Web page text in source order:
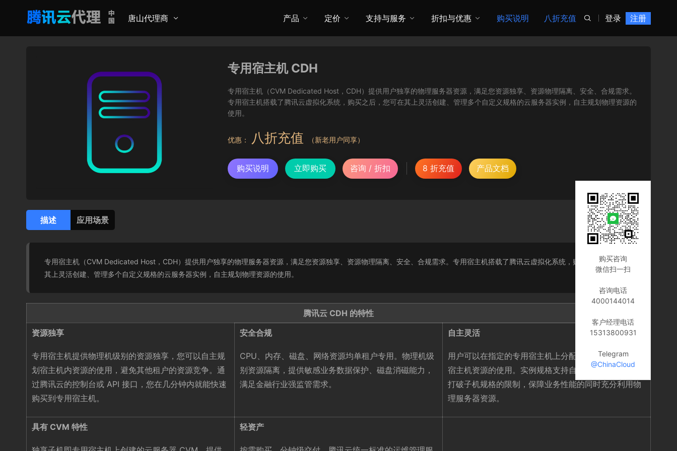
唐山代理商 登录 注册

产品 定价 支持与服务 折扣与优惠 购买说明 八折充值
专用宿主机 CDH
专用宿主机（CVM Dedicated Host，CDH）提供用户独享的物理服务器资源，满足您资源独享、资源物理隔离、安全、合规需求。
专用宿主机搭载了腾讯云虚拟化系统，购买之后，您可在其上灵活创建、管理多个自定义规格的云服务器实例，自主规划物理资源的
使用。
优惠： 八折充值 （新老用户同享）
购买说明 立即购买 咨询 / 折扣 8 折充值 产品文档
描述 应用场景
专用宿主机（CVM Dedicated Host，CDH）提供用户独享的物理服务器资源，满足您资源独享、资源物理隔离、安全、合规需求。专用宿主机搭载了腾讯云虚拟化系统，购买之后，您可在
其上灵活创建、管理多个自定义规格的云服务器实例，自主规划物理资源的使用。
腾讯云 CDH 的特性
资源独享
专用宿主机提供物理机级别的资源独享，您可以自主规
划宿主机内资源的使用，避免其他租户的资源竞争。通
过腾讯云的控制台或 API 接口，您在几分钟内就能快速
购买到专用宿主机。
安全合规
CPU、内存、磁盘、网络资源均单租户专用。物理机级
别资源隔离，提供敏感业务数据保护、磁盘消磁能力，
满足金融行业强监管需求。
自主灵活
用户可以在指定的专用宿主机上分配云服务器自主规划
宿主机资源的使用。实例规格支持自定义，灵活配置，
打破子机规格的限制，保障业务性能的同时充分利用物
理服务器资源。
具有 CVM 特性 轻资产
购买咨询
微信扫一扫
咨询电话
4000144014
客户经理电话
15313800931
Telegram
@ChinaCloud